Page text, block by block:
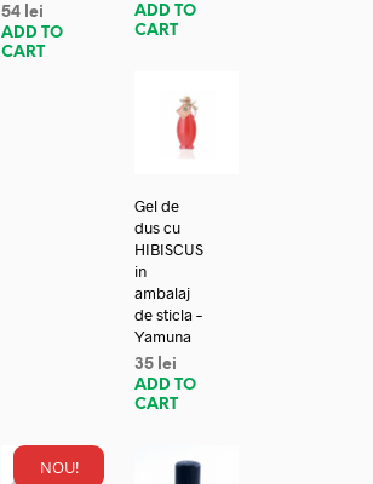
54 lei
ADD TO
CART
ADD TO
CART
Gel de
dus cu
HIBISCUS
in
ambalaj
de sticla –
Yamuna
35 lei
ADD TO
CART
NOU!